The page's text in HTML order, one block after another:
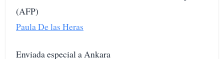
(AFP)
Paula De las Heras
Enviada especial a Ankara